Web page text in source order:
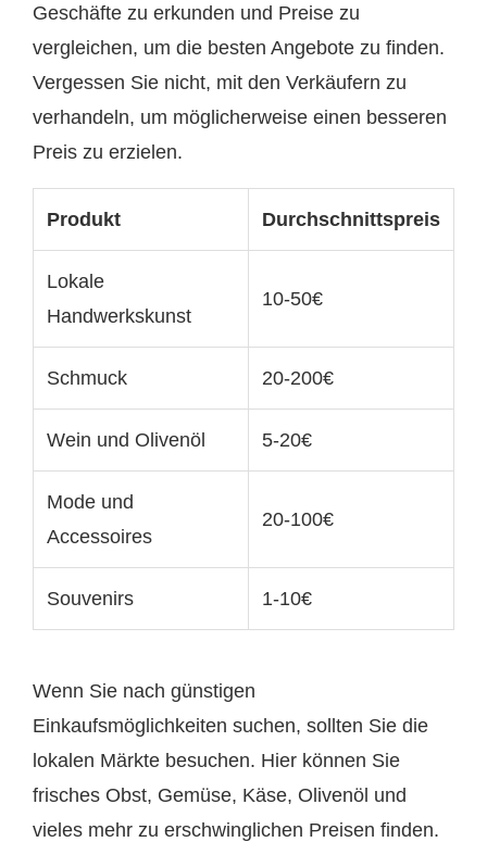
Geschäfte zu erkunden und Preise zu
vergleichen, um die besten Angebote zu finden.
Vergessen Sie nicht, mit den Verkäufern zu
verhandeln, um möglicherweise einen besseren
Preis zu erzielen.
Produkt Durchschnittspreis
Lokale
Handwerkskunst
10-50€
Schmuck 20-200€
Wein und Olivenöl 5-20€
Mode und
Accessoires
20-100€
Souvenirs 1-10€
Wenn Sie nach günstigen
Einkaufsmöglichkeiten suchen, sollten Sie die
lokalen Märkte besuchen. Hier können Sie
frisches Obst, Gemüse, Käse, Olivenöl und
vieles mehr zu erschwinglichen Preisen finden.